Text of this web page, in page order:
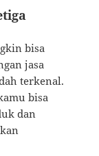
bisa
jasa
terkenal.
bisa
dan